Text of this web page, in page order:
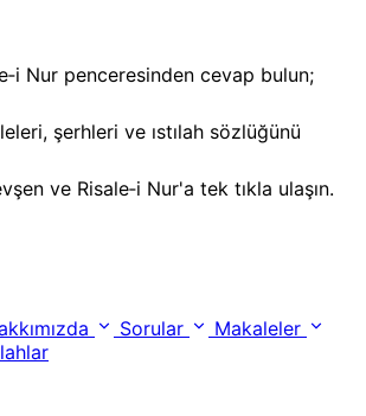
Nur penceresinden cevap bulun;
şerhleri ve ıstılah sözlüğünü
ve Risale‑i Nur'a tek tıkla ulaşın.
HesabıHesabı
X Hesabı
Sorular
Makaleler